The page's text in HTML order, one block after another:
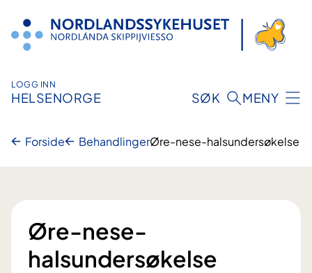
innhold
LOGG INN
HELSENORGE SØK MENY
Forside BehandlingerØre-nese-halsundersøkelse
Øre-nese-
halsundersøkelse